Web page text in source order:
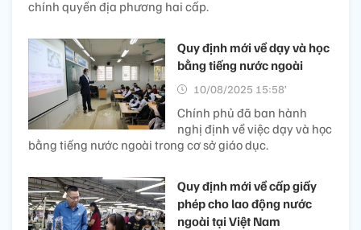
chính quyền địa phương hai cấp.
Quy định mới về dạy và học
bằng tiếng nước ngoài
10/08/2025 15:58’
Chính phủ đã ban hành
nghị định về việc dạy và học
bằng tiếng nước ngoài trong cơ sở giáo dục.
Quy định mới về cấp giấy
phép cho lao động nước
ngoài tại Việt Nam